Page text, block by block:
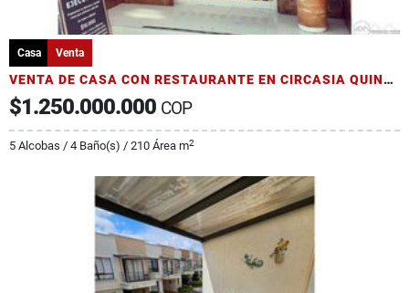
Casa Venta
VENTA DE CASA CON RESTAURANTE EN CIRCASIA QUINDÍO
$1.250.000.000 COP
5 Alcobas / 4 Baño(s) / 210 Área m2